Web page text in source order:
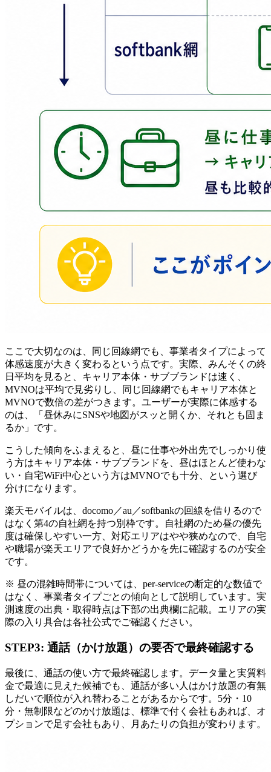
ここで大切なのは、
同じ回線網でも、事業者タイプによって
体感速度が大きく変わる という点です。実際、みんそくの終
日平均を見ると、キャリア本体・サブブランドは速く、
MVNOは平均で見劣りし、同じ回線網でもキャリア本体と
MVNOで数倍の差がつきます。ユーザーが実際に体感する
のは、「昼休みにSNSや地図がスッと開くか、それとも固ま
るか」です。
こうした傾向をふまえると、昼に仕事や外出先でしっかり使
う方はキャリア本体・サブブランドを、昼はほとんど使わな
い・自宅WiFi中心という方はMVNOでも十分、という選び
分けになります。
楽天モバイルは、docomo／au／softbankの回線を借りるので
はなく 第4の自社網を持つ別枠です。自社網のため昼の優先
度は確保しやすい一方、対応エリアはやや狭めなので、自宅
や職場が楽天エリアで良好かどうかを先に確認するのが安全
です。
※ 昼の混雑時間帯については、per-serviceの断定的な数値で
はなく、事業者タイプごとの傾向として説明しています。実
測速度の出典・取得時点は下部の出典欄に記載。エリアの実
際の入り具合は各社公式でご確認ください。
STEP3: 通話（かけ放題）の要否で最終確認する
最後に、通話の使い方で最終確認します。データ量と実質料
金で最適に見えた候補でも、 通話が多い人はかけ放題の有無
しだいで順位が入れ替わることがあるからです。5分・10
分・無制限などのかけ放題は、標準で付く会社もあれば、オ
プションで足す会社もあり、月あたりの負担が変わります。